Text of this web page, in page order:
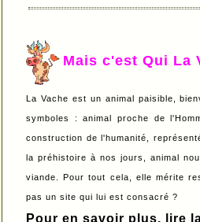
Mais c'est Qui La
La Vache est un animal paisible,
symboles : animal proche de
construction de l'humanité,
la préhistoire à nos jours, animal
viande. Pour tout cela, elle mérite
pas un site qui lui est consacré ?
Pour en savoir plus, lire